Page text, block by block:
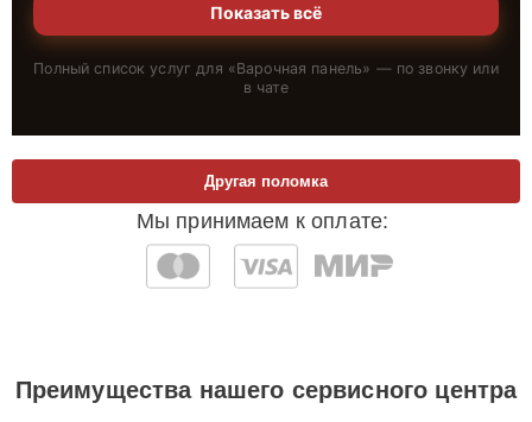
Показать всё
Полный список услуг для «Варочная панель» — по звонку или
в чате
Мы принимаем к оплате:
Другая поломка
Преимущества нашего сервисного центра